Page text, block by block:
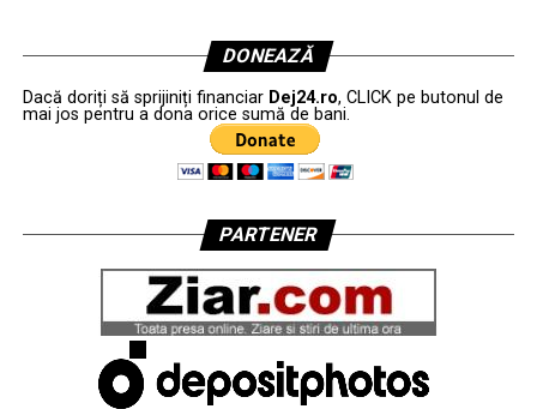
DONEAZĂ
Dacă doriți să sprijiniți financiar Dej24.ro, CLICK pe butonul de
mai jos pentru a dona orice sumă de bani.
PARTENER